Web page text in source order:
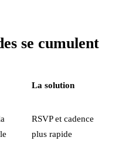
se cumulent
La solution
RSVP et cadence
plus rapide